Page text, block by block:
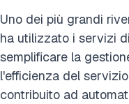
Uno dei più grandi
ha utilizzato i servizi
semplificare la
l'efficienza del
contribuito ad